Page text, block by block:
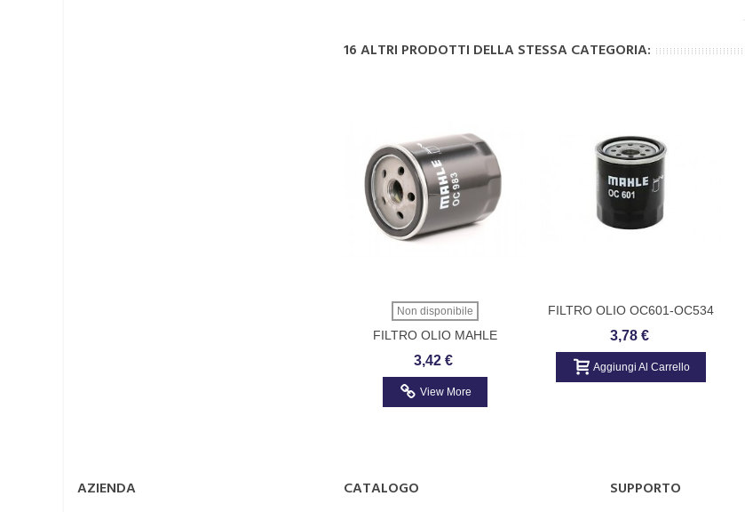
16 ALTRI PRODOTTI DELLA STESSA CATEGORIA:
Non disponibile
FILTRO OLIO MAHLE
ORIGINAL KNECHT
3,42 €
View More
FILTRO OLIO OC601-OC534
3,78 €
Aggiungi Al Carrello
AZIENDA CATALOGO SUPPORTO